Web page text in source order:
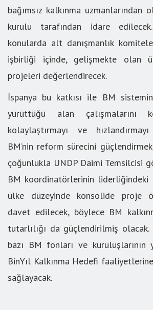
bağımsız kalkınma uzmanlarından
kurulu tarafından idare
konularda alt danışmanlık
işbirliği içinde, gelişmekte olan
projeleri değerlendirecek.
İspanya bu katkısı ile BM
yürüttüğü alan çalışmalarını
kolaylaştırmayı ve
BM’nin reform sürecini
çoğunlukla UNDP Daimi Temsilcisi
BM koordinatörlerinin liderliğindeki
ülke düzeyinde konsolide proje
davet edilecek, böylece BM
tutarlılığı da güçlendirilmiş olacak.
bazı BM fonları ve kuruluşlarının
BinYıl Kalkınma Hedefi
sağlayacak.